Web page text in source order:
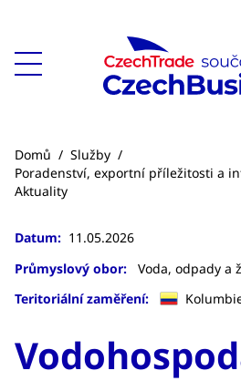
Domů / Služby /
Poradenství, exportní příležitosti a
Aktuality
Datum: 11.05.2026
Průmyslový obor:
Voda, odpady a
Teritoriální zaměření: